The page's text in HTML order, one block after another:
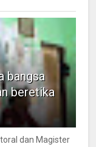
bangsa
beretika
dan Magister